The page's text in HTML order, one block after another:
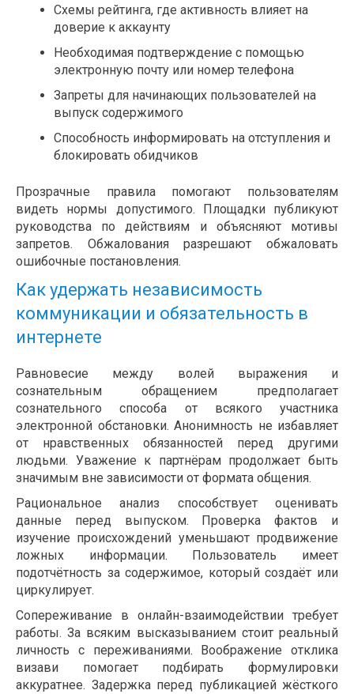
Схемы рейтинга, где активность влияет на
доверие к аккаунту
Необходимая подтверждение с помощью
электронную почту или номер телефона
Запреты для начинающих пользователей на
выпуск содержимого
Способность информировать на отступления и
блокировать обидчиков
Прозрачные правила помогают пользователям
видеть нормы допустимого. Площадки публикуют
руководства по действиям и объясняют мотивы
запретов. Обжалования разрешают обжаловать
ошибочные постановления.
Как удержать независимость
коммуникации и обязательность в
интернете
Равновесие между волей выражения и
сознательным обращением предполагает
сознательного способа от всякого участника
электронной обстановки. Анонимность не избавляет
от нравственных обязанностей перед другими
людьми. Уважение к партнёрам продолжает быть
значимым вне зависимости от формата общения.
Рациональное анализ способствует оценивать
данные перед выпуском. Проверка фактов и
изучение происхождений уменьшают продвижение
ложных информации. Пользователь имеет
подотчётность за содержимое, который создаёт или
циркулирует.
Сопереживание в онлайн-взаимодействии требует
работы. За всяким высказыванием стоит реальный
личность с переживаниями. Воображение отклика
визави помогает подбирать формулировки
аккуратнее. Задержка перед публикацией жёсткого